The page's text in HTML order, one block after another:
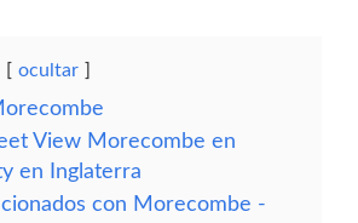
ocultar
View Morecombe en
en Inglaterra
con Morecombe -